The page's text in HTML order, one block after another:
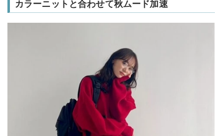
カラーニットと合わせて秋ムード加速